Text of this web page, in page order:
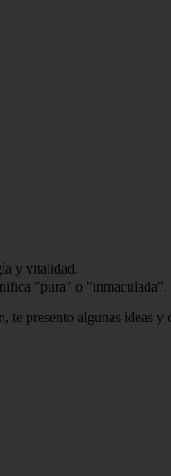
y vitalidad.
"pura" o "inmaculada".
presento algunas ideas